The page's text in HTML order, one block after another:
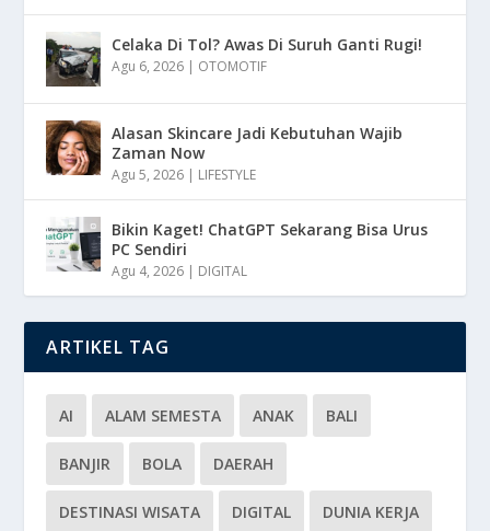
Celaka Di Tol? Awas Di Suruh Ganti Rugi!
Agu 6, 2026 | OTOMOTIF
Alasan Skincare Jadi Kebutuhan Wajib
Zaman Now
Agu 5, 2026 | LIFESTYLE
Bikin Kaget! ChatGPT Sekarang Bisa Urus
PC Sendiri
Agu 4, 2026 | DIGITAL
ARTIKEL TAG
AI ALAM SEMESTA ANAK BALI
BANJIR BOLA DAERAH
DESTINASI WISATA DIGITAL DUNIA KERJA